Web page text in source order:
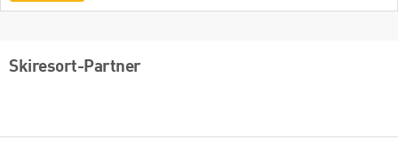
Skiresort-Partner